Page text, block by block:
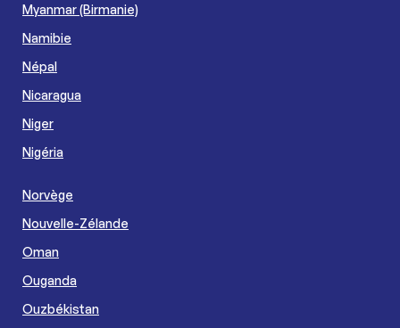
Myanmar (Birmanie)
Namibie
Népal
Nicaragua
Niger
Nigéria
Norvège
Nouvelle-Zélande
Oman
Ouganda
Ouzbékistan